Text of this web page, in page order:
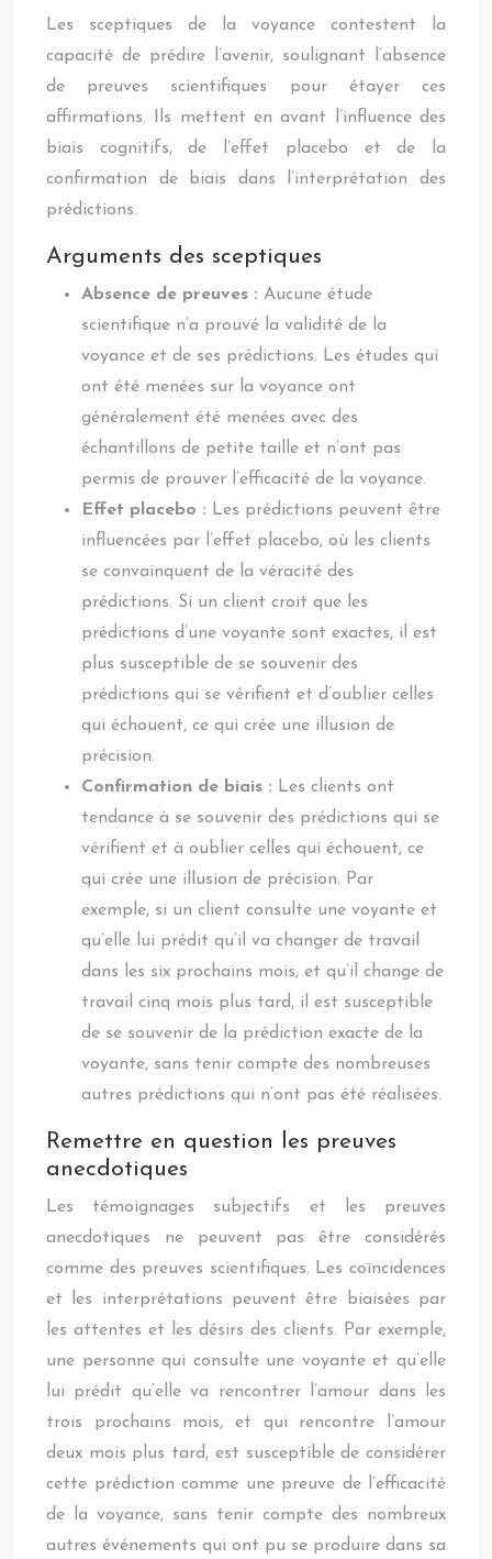
Les sceptiques de la voyance contestent la
capacité de prédire l’avenir, soulignant l’absence
de preuves scientifiques pour étayer ces
affirmations. Ils mettent en avant l’influence des
biais cognitifs, de l’effet placebo et de la
confirmation de biais dans l’interprétation des
prédictions.
Arguments des sceptiques
Absence de preuves : Aucune étude
scientifique n’a prouvé la validité de la
voyance et de ses prédictions. Les études qui
ont été menées sur la voyance ont
généralement été menées avec des
échantillons de petite taille et n’ont pas
permis de prouver l’efficacité de la voyance.
Effet placebo : Les prédictions peuvent être
influencées par l’effet placebo, où les clients
se convainquent de la véracité des
prédictions. Si un client croit que les
prédictions d’une voyante sont exactes, il est
plus susceptible de se souvenir des
prédictions qui se vérifient et d’oublier celles
qui échouent, ce qui crée une illusion de
précision.
Confirmation de biais : Les clients ont
tendance à se souvenir des prédictions qui se
vérifient et à oublier celles qui échouent, ce
qui crée une illusion de précision. Par
exemple, si un client consulte une voyante et
qu’elle lui prédit qu’il va changer de travail
dans les six prochains mois, et qu’il change de
travail cinq mois plus tard, il est susceptible
de se souvenir de la prédiction exacte de la
voyante, sans tenir compte des nombreuses
autres prédictions qui n’ont pas été réalisées.
Remettre en question les preuves
anecdotiques
Les témoignages subjectifs et les preuves
anecdotiques ne peuvent pas être considérés
comme des preuves scientifiques. Les coïncidences
et les interprétations peuvent être biaisées par
les attentes et les désirs des clients. Par exemple,
une personne qui consulte une voyante et qu’elle
lui prédit qu’elle va rencontrer l’amour dans les
trois prochains mois, et qui rencontre l’amour
deux mois plus tard, est susceptible de considérer
cette prédiction comme une preuve de l’efficacité
de la voyance, sans tenir compte des nombreux
autres événements qui ont pu se produire dans sa